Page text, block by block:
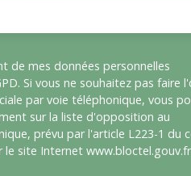
de mes données personnelles
Si vous ne souhaitez pas faire
par voie téléphonique, vous
sur la liste d'opposition au
prévu par l'article L223-1 du
le site Internet